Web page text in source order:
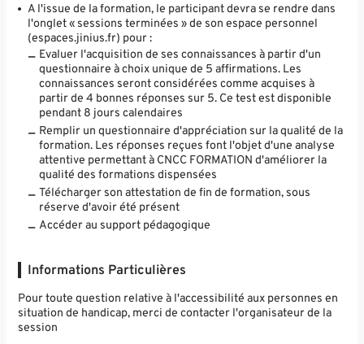
A l'issue de la formation, le participant devra se rendre dans
l'onglet « sessions terminées » de son espace personnel
(espaces.jinius.fr) pour :
Evaluer l'acquisition de ses connaissances à partir d'un
questionnaire à choix unique de 5 affirmations. Les
connaissances seront considérées comme acquises à
partir de 4 bonnes réponses sur 5. Ce test est disponible
pendant 8 jours calendaires
Remplir un questionnaire d'appréciation sur la qualité de la
formation. Les réponses reçues font l'objet d'une analyse
attentive permettant à CNCC FORMATION d'améliorer la
qualité des formations dispensées
Télécharger son attestation de fin de formation, sous
réserve d'avoir été présent
Accéder au support pédagogique
Informations Particulières
Pour toute question relative à l'accessibilité aux personnes en
situation de handicap, merci de contacter l'organisateur de la
session